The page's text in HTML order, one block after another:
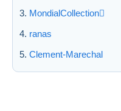
MondialCollection
ranas
Clement-Marechal